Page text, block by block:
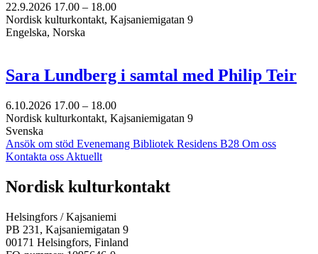
22.9.2026 17.00 – 18.00
Nordisk kulturkontakt, Kajsaniemigatan 9
Engelska, Norska
Sara Lundberg i samtal med Philip Teir
6.10.2026 17.00 – 18.00
Nordisk kulturkontakt, Kajsaniemigatan 9
Svenska
Ansök om stöd Evenemang Bibliotek Residens B28 Om oss
Kontakta oss Aktuellt
Facebook:
Öppnas
en
ny
flik
Instagram:
Öppnas
en
ny
flik
TikTok:
Öppnas
en
ny
flik
Youtube:
Öppnas
en
ny
flik
Vimeo:
Öppnas
en
ny
flik
Nordisk kulturkontakt
Helsingfors / Kajsaniemi
PB 231, Kajsaniemigatan 9
00171 Helsingfors, Finland